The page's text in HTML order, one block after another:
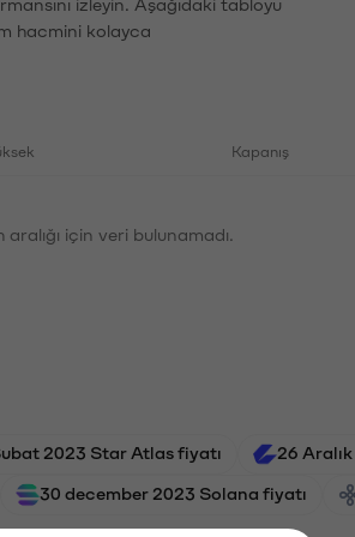
hacmini kolayca
Kapanış
için veri bulunamadı.
2023 Star Atlas fiyatı 26
30 december 2023 Solana fiyatı